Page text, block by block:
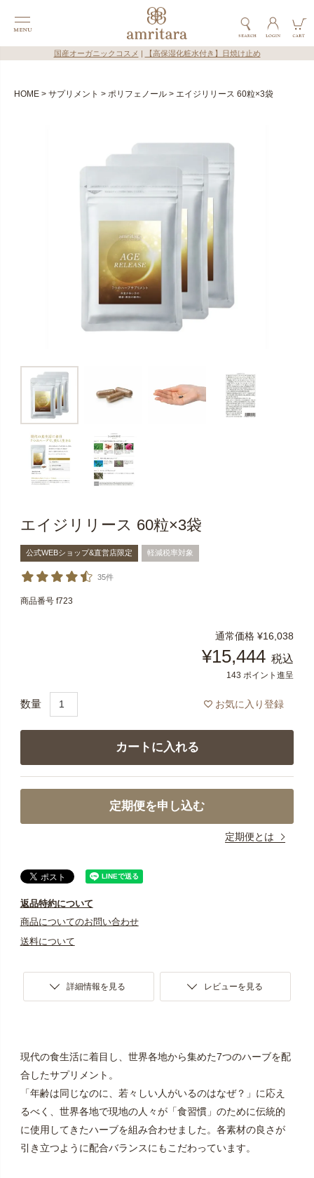
国産オーガニックコスメ 【高保湿化粧水付き】日焼け止め
HOME サプリメント ポリフェノール エイジリリース 60粒×3袋
エイジリリース 60粒×3袋
公式WEBショップ&直営店限定 軽減税率対象
35件
商品番号 f723
通常価格 ¥16,038
¥15,444 税込
143 ポイント進呈
お気に入り登録
カートに入れる
定期便を申し込む
定期便とは
返品特約について
商品についてのお問い合わせ
送料について
詳細情報を見る レビューを見る
現代の食生活に着目し、世界各地から集めた7つのハーブを配
合したサプリメント。
「年齢は同じなのに、若々しい人がいるのはなぜ？」に応え
るべく、世界各地で現地の人々が「食習慣」のために伝統的
に使用してきたハーブを組み合わせました。各素材の良さが
引き立つように配合バランスにもこだわっています。